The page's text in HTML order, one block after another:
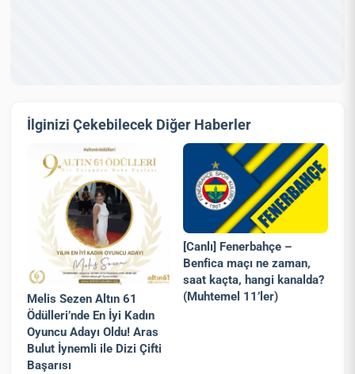
İlginizi Çekebilecek Diğer Haberler
Melis Sezen Altın 61
Ödülleri’nde En İyi Kadın
Oyuncu Adayı Oldu! Aras
Bulut İynemli ile Dizi Çifti
Başarısı
[Canlı] Fenerbahçe –
Benfica maçı ne zaman,
saat kaçta, hangi kanalda?
(Muhtemel 11’ler)